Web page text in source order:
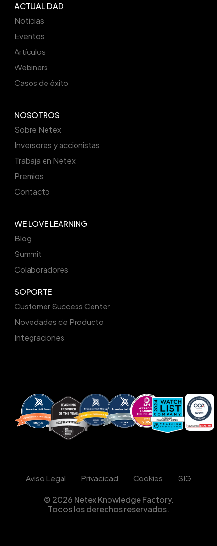
ACTUALIDAD
Noticias
Eventos
Artículos
Webinars
Casos de éxito
NOSOTROS
Sobre Netex
Inversores y accionistas
Trabaja en Netex
Premios
Contacto
WE LOVE LEARNING
Blog
Summit
Colaboradores
SOPORTE
Customer Success Center
Novedades de Producto
Integraciones
Aviso Legal Privacidad Cookies SIG
© 2026 Netex Knowledge Factory.
Todos los derechos reservados.